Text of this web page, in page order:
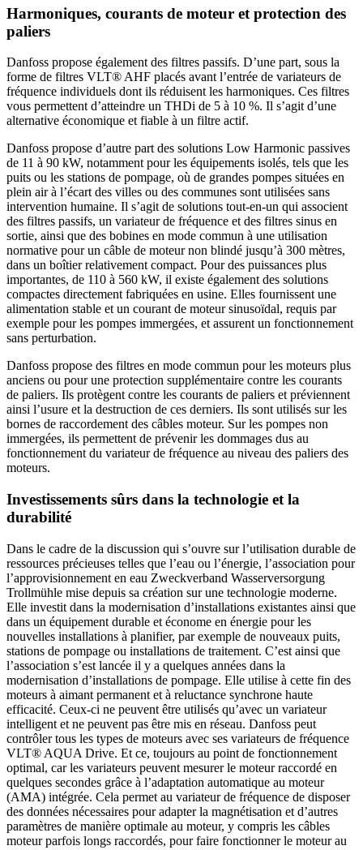
Harmoniques, courants de moteur et protection des
paliers
Danfoss propose également des filtres passifs. D’une part, sous la
forme de filtres VLT® AHF placés avant l’entrée de variateurs de
fréquence individuels dont ils réduisent les harmoniques. Ces filtres
vous permettent d’atteindre un THDi de 5 à 10 %. Il s’agit d’une
alternative économique et fiable à un filtre actif.
Danfoss propose d’autre part des solutions Low Harmonic passives
de 11 à 90 kW, notamment pour les équipements isolés, tels que les
puits ou les stations de pompage, où de grandes pompes situées en
plein air à l’écart des villes ou des communes sont utilisées sans
intervention humaine. Il s’agit de solutions tout-en-un qui associent
des filtres passifs, un variateur de fréquence et des filtres sinus en
sortie, ainsi que des bobines en mode commun à une utilisation
normative pour un câble de moteur non blindé jusqu’à 300 mètres,
dans un boîtier relativement compact. Pour des puissances plus
importantes, de 110 à 560 kW, il existe également des solutions
compactes directement fabriquées en usine. Elles fournissent une
alimentation stable et un courant de moteur sinusoïdal, requis par
exemple pour les pompes immergées, et assurent un fonctionnement
sans perturbation.
Danfoss propose des filtres en mode commun pour les moteurs plus
anciens ou pour une protection supplémentaire contre les courants
de paliers. Ils protègent contre les courants de paliers et préviennent
ainsi l’usure et la destruction de ces derniers. Ils sont utilisés sur les
bornes de raccordement des câbles moteur. Sur les pompes non
immergées, ils permettent de prévenir les dommages dus au
fonctionnement du variateur de fréquence au niveau des paliers des
moteurs.
Investissements sûrs dans la technologie et la
durabilité
Dans le cadre de la discussion qui s’ouvre sur l’utilisation durable de
ressources précieuses telles que l’eau ou l’énergie, l’association pour
l’approvisionnement en eau Zweckverband Wasserversorgung
Trollmühle mise depuis sa création sur une technologie moderne.
Elle investit dans la modernisation d’installations existantes ainsi que
dans un équipement durable et économe en énergie pour les
nouvelles installations à planifier, par exemple de nouveaux puits,
stations de pompage ou installations de traitement. C’est ainsi que
l’association s’est lancée il y a quelques années dans la
modernisation d’installations de pompage. Elle utilise à cette fin des
moteurs à aimant permanent et à reluctance synchrone haute
efficacité. Ceux-ci ne peuvent être utilisés qu’avec un variateur
intelligent et ne peuvent pas être mis en réseau. Danfoss peut
contrôler tous les types de moteurs avec ses variateurs de fréquence
VLT® AQUA Drive. Et ce, toujours au point de fonctionnement
optimal, car les variateurs peuvent mesurer le moteur raccordé en
quelques secondes grâce à l’adaptation automatique au moteur
(AMA) intégrée. Cela permet au variateur de fréquence de disposer
des données nécessaires pour adapter la magnétisation et d’autres
paramètres de manière optimale au moteur, y compris les câbles
moteur parfois longs raccordés, pour faire fonctionner le moteur au